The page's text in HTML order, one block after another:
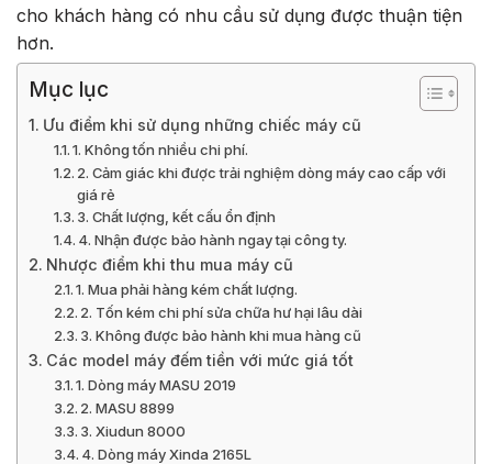
cho khách hàng có nhu cầu sử dụng được thuận tiện
hơn.
Mục lục
Ưu điểm khi sử dụng những chiếc máy cũ
1. Không tốn nhiều chi phí.
2. Cảm giác khi được trải nghiệm dòng máy cao cấp với
giá rẻ
3. Chất lượng, kết cấu ổn định
4. Nhận được bảo hành ngay tại công ty.
Nhược điểm khi thu mua máy cũ
1. Mua phải hàng kém chất lượng.
2. Tốn kém chi phí sửa chữa hư hại lâu dài
3. Không được bảo hành khi mua hàng cũ
Các model máy đếm tiền với mức giá tốt
1. Dòng máy MASU 2019
2. MASU 8899
3. Xiudun 8000
4. Dòng máy Xinda 2165L